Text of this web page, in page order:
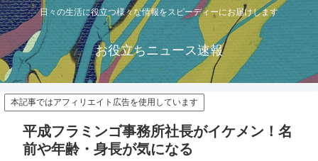
日々の生活に役立つ様々な情報をスピーディーにお届けします
お役立ちニュース速報
本記事ではアフィリエイト広告を使用しています
平成フラミンゴ事務所社長がイケメン！名
前や年齢・身長が気になる